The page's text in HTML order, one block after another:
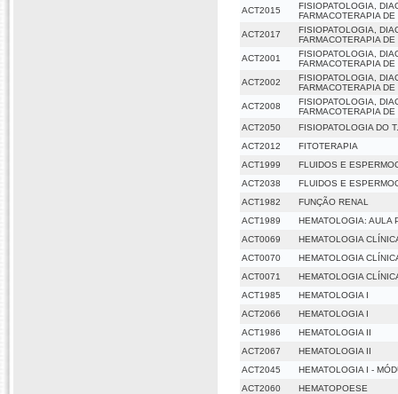
ACT2015
FISIOPATOLOGIA,
FARMACOTERAPIA
ACT2017
FISIOPATOLOGIA,
FARMACOTERAPIA
ACT2001
FISIOPATOLOGIA,
FARMACOTERAPIA
ACT2002
FISIOPATOLOGIA,
FARMACOTERAPIA
ACT2008
FISIOPATOLOGIA,
FARMACOTERAPIA
ACT2050
FISIOPATOLOGIA DO
ACT2012
FITOTERAPIA
ACT1999
FLUIDOS E
ACT2038
FLUIDOS E
ACT1982
FUNÇÃO RENAL
ACT1989
HEMATOLOGIA: AULA
ACT0069
HEMATOLOGIA
ACT0070
HEMATOLOGIA
ACT0071
HEMATOLOGIA
ACT1985
HEMATOLOGIA I
ACT2066
HEMATOLOGIA I
ACT1986
HEMATOLOGIA II
ACT2067
HEMATOLOGIA II
ACT2045
HEMATOLOGIA I -
ACT2060
HEMATOPOESE